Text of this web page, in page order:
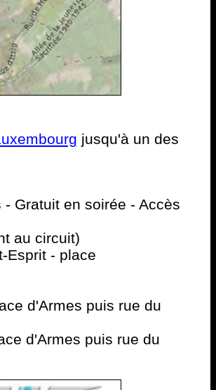
jusqu'à un des
Gratuit en soirée - Accès
au circuit)
Esprit - place
d'Armes puis rue du
d'Armes puis rue du